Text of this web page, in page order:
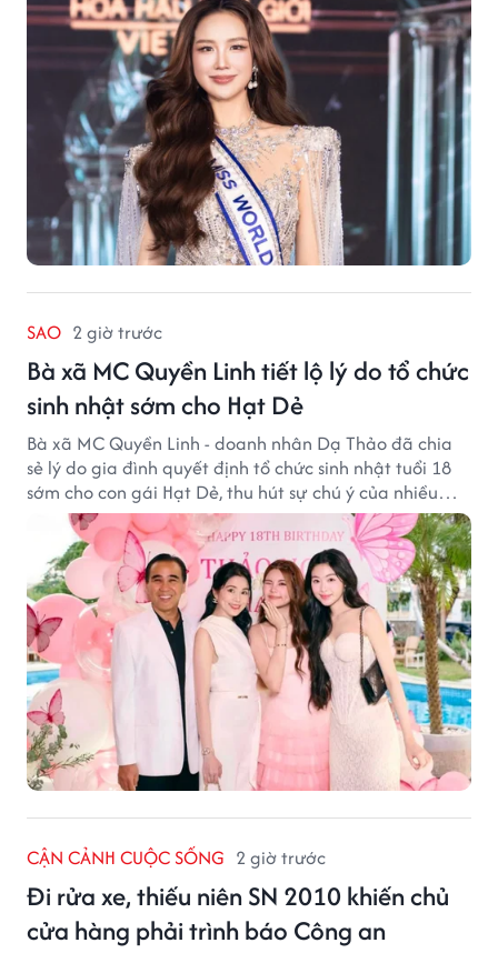
SAO 2 giờ trước
Bà xã MC Quyền Linh tiết lộ lý do tổ chức
sinh nhật sớm cho Hạt Dẻ
Bà xã MC Quyền Linh - doanh nhân Dạ Thảo đã chia
sẻ lý do gia đình quyết định tổ chức sinh nhật tuổi 18
sớm cho con gái Hạt Dẻ, thu hút sự chú ý của nhiều
người hâm mộ.
CẬN CẢNH CUỘC SỐNG 2 giờ trước
Đi rửa xe, thiếu niên SN 2010 khiến chủ
cửa hàng phải trình báo Công an